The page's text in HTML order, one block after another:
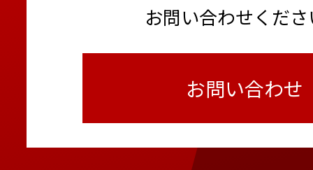
お問い合わせくだ
お問い合わせ